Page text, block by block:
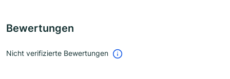
Bewertungen
Nicht verifizierte Bewertungen